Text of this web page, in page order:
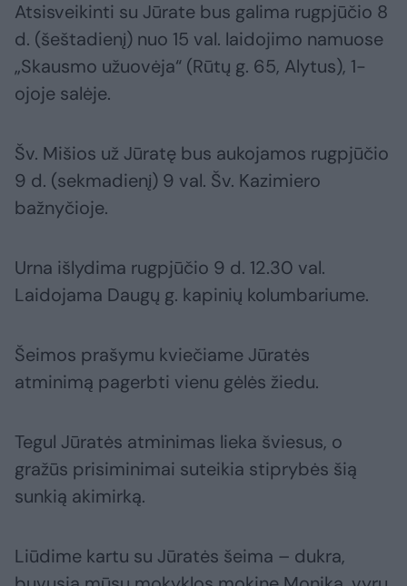
Atsisveikinti su Jūrate bus galima rugpjūčio 8
d. (šeštadienį) nuo 15 val. laidojimo namuose
„Skausmo užuovėja“ (Rūtų g. 65, Alytus), 1-
ojoje salėje.
Šv. Mišios už Jūratę bus aukojamos rugpjūčio
9 d. (sekmadienį) 9 val. Šv. Kazimiero
bažnyčioje.
Urna išlydima rugpjūčio 9 d. 12.30 val.
Laidojama Daugų g. kapinių kolumbariume.
Šeimos prašymu kviečiame Jūratės
atminimą pagerbti vienu gėlės žiedu.
Tegul Jūratės atminimas lieka šviesus, o
gražūs prisiminimai suteikia stiprybės šią
sunkią akimirką.
Liūdime kartu su Jūratės šeima – dukra,